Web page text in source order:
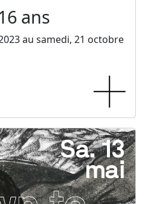
ans
au samedi, 21 octobre